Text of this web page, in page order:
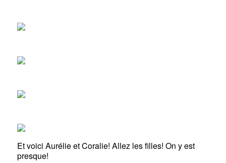
Et voici Aurélie et Coralie! Allez les filles! On y est
presque!